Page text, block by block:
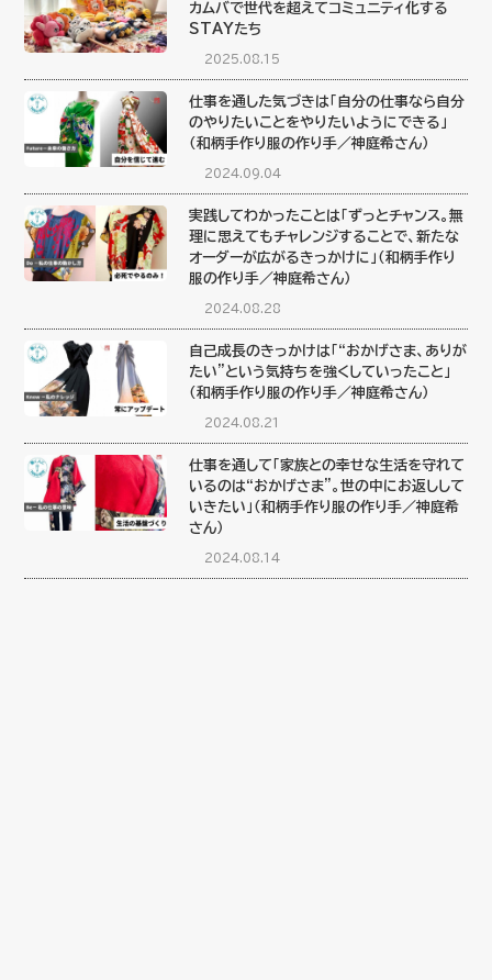
カムバで世代を超えてコミュニティ化する
STAYたち
2025.08.15
仕事を通した気づきは「自分の仕事なら自分
のやりたいことをやりたいようにできる」
（和柄手作り服の作り手／神庭希さん）
2024.09.04
実践してわかったことは「ずっとチャンス。無
理に思えてもチャレンジすることで、新たな
オーダーが広がるきっかけに」（和柄手作り
服の作り手／神庭希さん）
2024.08.28
自己成長のきっかけは「“おかげさま、ありが
たい”という気持ちを強くしていったこと」
（和柄手作り服の作り手／神庭希さん）
2024.08.21
仕事を通して「家族との幸せな生活を守れて
いるのは“おかげさま”。世の中にお返しして
いきたい」（和柄手作り服の作り手／神庭希
さん）
2024.08.14